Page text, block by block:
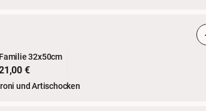
Familie 32x50cm
€
und Artischocken